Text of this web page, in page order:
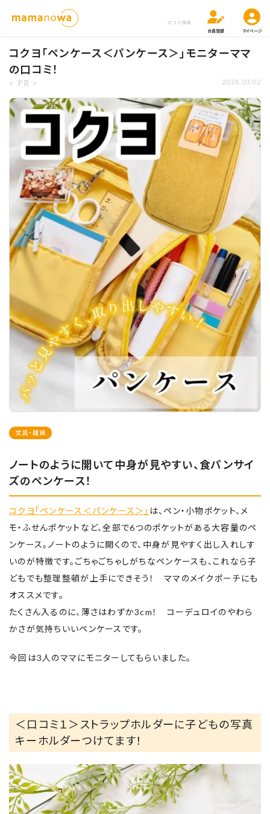
口コミ検索
会員登録
マイページ
コクヨ「ペンケース＜パンケース＞」モニターママ
の口コミ！
< PR > 2026.03.02
文具・雑貨
ノートのように開いて中身が見やすい、食パンサイ
ズのペンケース！
コクヨ「ペンケース＜パンケース＞」 は、ペン・小物ポケット、メ
モ・ふせんポケットなど、全部で6つのポケットがある大容量のペ
ンケース。ノートのように開くので、中身が見やすく出し入れしす
いのが特徴です。ごちゃごちゃしがちなペンケースも、これなら子
どもでも整理整頓が上手にできそう！ ママのメイクポーチにも
オススメです。
たくさん入るのに、薄さはわずか3cm！ コーデュロイのやわら
かさが気持ちいいペンケースです。
今回は3人のママにモニターしてもらいました。
＜口コミ１＞ストラップホルダーに子どもの写真
キーホルダーつけてます！